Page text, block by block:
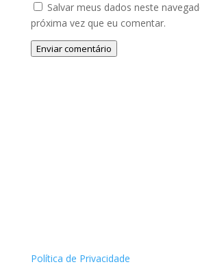
Salvar meus dados neste
próxima vez que eu comentar.
Enviar comentário
Política de Privacidade